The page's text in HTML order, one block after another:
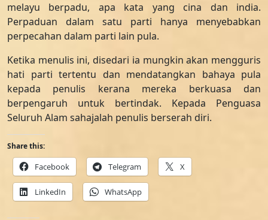
melayu berpadu, apa kata yang cina dan india.
Perpaduan dalam satu parti hanya menyebabkan
perpecahan dalam parti lain pula.
Ketika menulis ini, disedari ia mungkin akan mengguris
hati parti tertentu dan mendatangkan bahaya pula
kepada penulis kerana mereka berkuasa dan
berpengaruh untuk bertindak. Kepada Penguasa
Seluruh Alam sahajalah penulis berserah diri.
Share this:
Facebook Telegram X
LinkedIn WhatsApp